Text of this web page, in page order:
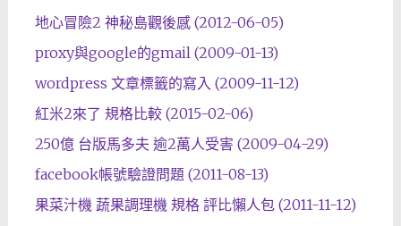
地心冒險2 神秘島觀後感 (2012-06-05)
proxy與google的gmail (2009-01-13)
wordpress 文章標籤的寫入 (2009-11-12)
紅米2來了 規格比較 (2015-02-06)
250億 台版馬多夫 逾2萬人受害 (2009-04-29)
facebook帳號驗證問題 (2011-08-13)
果菜汁機 蔬果調理機 規格 評比懶人包 (2011-11-12)